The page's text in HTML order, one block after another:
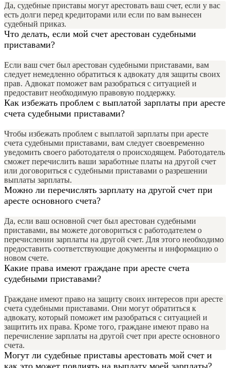
Да, судебные приставы могут арестовать ваш счет, если у вас
есть долги перед кредиторами или если по вам вынесен
судебный приказ.
Что делать, если мой счет арестован судебными
приставами?
Если ваш счет был арестован судебными приставами, вам
следует немедленно обратиться к адвокату для защиты своих
прав. Адвокат поможет вам разобраться с ситуацией и
предоставит необходимую правовую поддержку.
Как избежать проблем с выплатой зарплаты при аресте
счета судебными приставами?
Чтобы избежать проблем с выплатой зарплаты при аресте
счета судебными приставами, вам следует своевременно
уведомить своего работодателя о происходящем. Работодатель
сможет перечислить ваши заработные платы на другой счет
или договориться с судебными приставами о разрешении
выплаты зарплаты.
Можно ли перечислять зарплату на другой счет при
аресте основного счета?
Да, если ваш основной счет был арестован судебными
приставами, вы можете договориться с работодателем о
перечислении зарплаты на другой счет. Для этого необходимо
предоставить соответствующие документы и информацию о
новом счете.
Какие права имеют граждане при аресте счета
судебными приставами?
Граждане имеют право на защиту своих интересов при аресте
счета судебными приставами. Они могут обратиться к
адвокату, который поможет им разобраться с ситуацией и
защитить их права. Кроме того, граждане имеют право на
перечисление зарплаты на другой счет при аресте основного
счета.
Могут ли судебные приставы арестовать мой счет и
как это может повлиять на выплату моей зарплаты?